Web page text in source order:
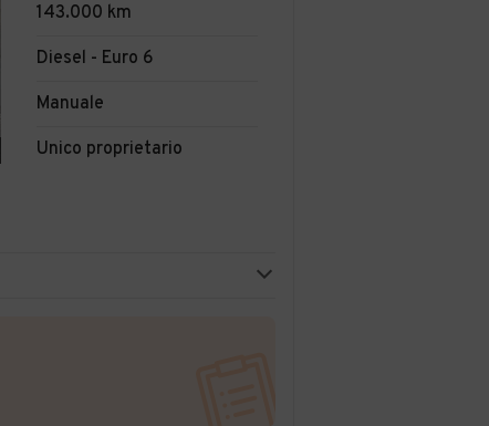
143.000 km
Diesel - Euro 6
Manuale
Unico proprietario